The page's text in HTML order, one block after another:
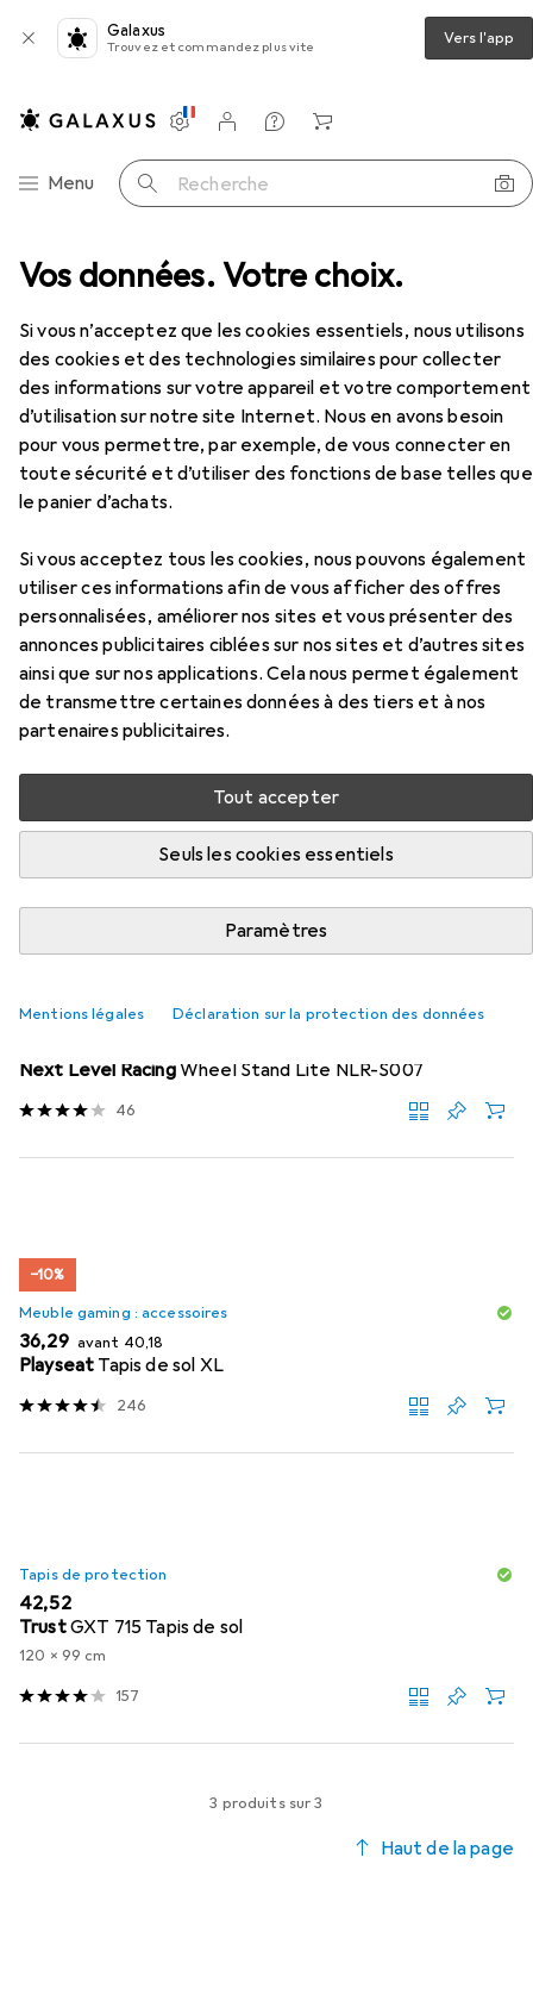
Vos données. Votre choix.
Si vous n’acceptez que les cookies essentiels, nous utilisons
des cookies et des technologies similaires pour collecter
des informations sur votre appareil et votre comportement
d’utilisation sur notre site Internet. Nous en avons besoin
pour vous permettre, par exemple, de vous connecter en
toute sécurité et d’utiliser des fonctions de base telles que
le panier d’achats.
Si vous acceptez tous les cookies, nous pouvons également
utiliser ces informations afin de vous afficher des offres
personnalisées, améliorer nos sites et vous présenter des
annonces publicitaires ciblées sur nos sites et d’autres sites
ainsi que sur nos applications. Cela nous permet également
de transmettre certaines données à des tiers et à nos
partenaires publicitaires.
Tout accepter
Seuls les cookies essentiels
Paramètres
Mentions légales Déclaration sur la protection des données
Galaxus
Trouvez et commandez plus vite Vers l'app
Navigation par catégorie
Menu Recherche
Paramètres
Compte client
Listes de comparaison
Listes d'envies
Panier
gaming Nitro Concepts E250 Chaise de jeu
EUR
319,–
Nitro Concepts E250 Chaise de jeu
Accessoires pour Nitro Concepts
E250 Chaise de jeu
Ici, vous trouverez des accessoires compatibles avec le
catégories Rig pour simulateur, Meuble gaming :
accessoires et Tapis de protection.
Liste des produits
Rig pour simulateur
Next Level Racing Wheel Stand Lite NLR-S007
46
−10%
Meuble gaming : accessoires
EUR
36,29 avant EUR
40,18
Playseat Tapis de sol XL
246
Tapis de protection
EUR
42,52
TrustGXT 715 Tapis de sol
120 x 99 cm
157
3 produits sur 3
Haut de la page